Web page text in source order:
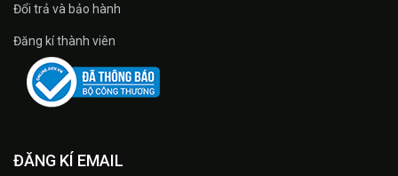
Đổi trả và bảo hành
Đăng kí thành viên
ĐĂNG KÍ EMAIL